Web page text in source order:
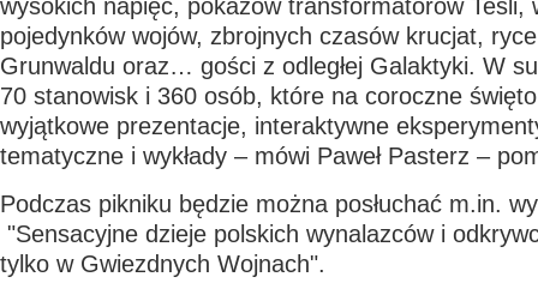
wysokich napięć, pokazów transformatorów Tesli,
pojedynków wojów, zbrojnych czasów krucjat,
Grunwaldu oraz… gości z odległej Galaktyki. W
70 stanowisk i 360 osób, które na coroczne
wyjątkowe prezentacje, interaktywne
tematyczne i wykłady – mówi Paweł Pasterz –
Podczas pikniku będzie można posłuchać m.in.
"Sensacyjne dzieje polskich wynalazców i
tylko w Gwiezdnych Wojnach".